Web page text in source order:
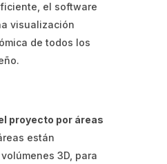
el software
visualización
de todos los
proyecto por áreas
están
3D, para